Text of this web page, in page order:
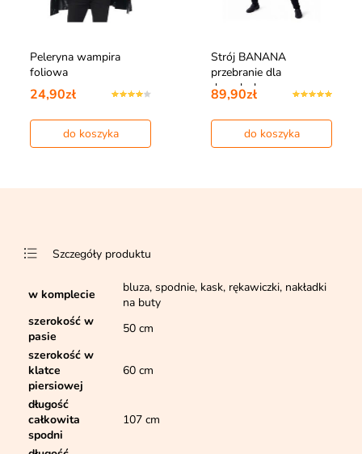
Peleryna wampira
foliowa
24,90zł
do koszyka
Strój BANANA
przebranie dla
dorosłych
89,90zł
do koszyka
Szczegóły produktu
w komplecie
bluza, spodnie, kask, rękawiczki, nakładki
na buty
szerokość w
pasie
50 cm
szerokość w
klatce
piersiowej
60 cm
długość
całkowita
spodni
107 cm